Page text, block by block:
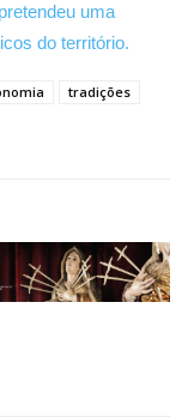
uma
do território.
tradições